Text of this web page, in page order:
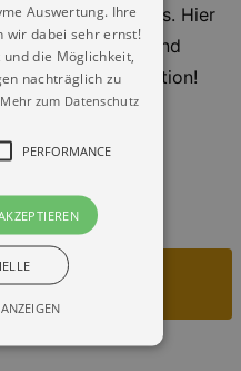
Mainstreams. Hier
auf Philosopie und
oder in Kombination!
Dresden“
Auswertung. Ihre
wir dabei sehr ernst!
die Möglichkeit,
nachträglich zu
Mehr zum Datenschutz
PERFORMANCE